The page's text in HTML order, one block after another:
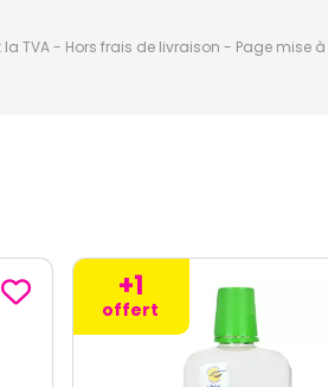
TVA - Hors frais de livraison - Page mise